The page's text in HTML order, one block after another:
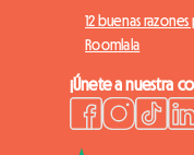
12 buenas
Roomlala
¡Únete a nuestra